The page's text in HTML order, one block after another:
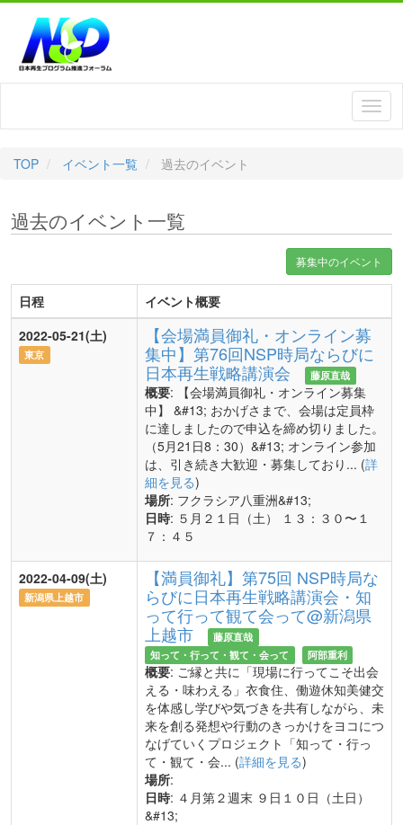
TOP イベント一覧 過去のイベント
過去のイベント一覧
募集中のイベント
日程
イベント概要
2022-05-21(土)
東京
【会場満員御礼・オンライン募
集中】第76回NSP時局ならびに
日本再生戦略講演会
藤原直哉
概要: 【会場満員御礼・オンライン募集
中】 &#13; おかげさまで、会場は定員枠
に達しましたので申込を締め切りました。
（5月21日8：30）&#13; オンライン参加
は、引き続き大歓迎・募集しており... (詳
細を見る)
場所: フクラシア八重洲&#13;
日時: ５月２１日（土） １３：３０〜１
７：４５
2022-04-09(土)
新潟県上越市
【満員御礼】第75回 NSP時局な
らびに日本再生戦略講演会・知
って行って観て会って@新潟県
上越市
藤原直哉
知って・行って・観て・会って
阿部重利
概要: ご縁と共に「現場に行ってこそ出会
える・味わえる」衣食住、働遊休知美健交
を体感し学びや気づきを共有しながら、未
来を創る発想や行動のきっかけをヨコにつ
なげていくプロジェクト「知って・行っ
て・観て・会... (詳細を見る)
場所:
日時: ４月第２週末 ９日１０日（土日）
&#13;